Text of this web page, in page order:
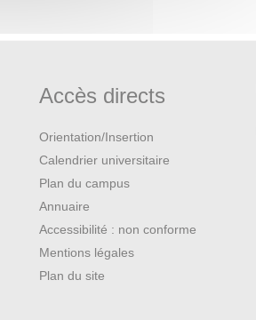
Accès directs
Orientation/Insertion
Calendrier universitaire
Plan du campus
Annuaire
Accessibilité : non conforme
Mentions légales
Plan du site